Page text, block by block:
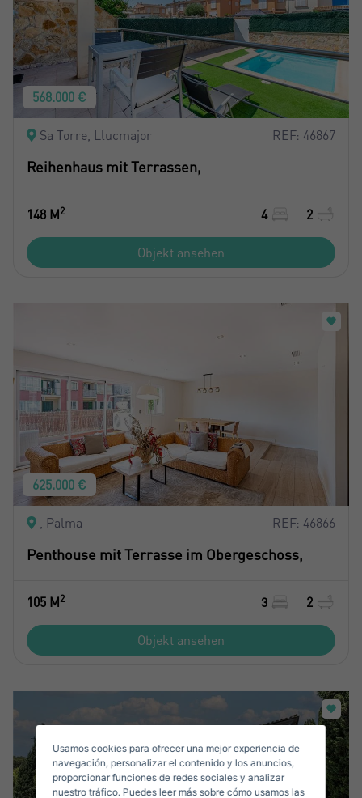
568.000 €
Sa Torre, Llucmajor REF: 46867
Reihenhaus mit Terrassen,
148 M2 4 2
Objekt ansehen
625.000 €
, Palma REF: 46866
Penthouse mit Terrasse im Obergeschoss,
105 M2 3 2
Objekt ansehen
Mich Anmelden
Name*
Email*
Verkaufen Sie Ihre Immobilie
Usamos cookies para ofrecer una mejor experiencia de
navegación, personalizar el contenido y los anuncios,
proporcionar funciones de redes sociales y analizar
nuestro tráfico. Puedes leer más sobre cómo usamos las